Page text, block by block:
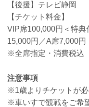
【後援】テレビ静岡
【チケット料金】
VIP席100,000円＜特
15,000円／A席7,000円
※全席指定・消費税込
注意事項
※1歳よりチケットが必
※車いすで観戦をご希